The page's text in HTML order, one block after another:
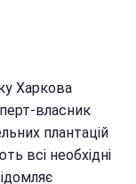
Харкова
власник
плантацій
всі необхідні